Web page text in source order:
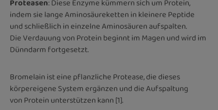
Proteasen: Diese Enzyme kümmern sich um Protein,
indem sie lange Aminosäureketten in kleinere Peptide
und schließlich in einzelne Aminosäuren aufspalten.
Die Verdauung von Protein beginnt im Magen und wird im
Dünndarm fortgesetzt.
Bromelain ist eine pflanzliche Protease, die dieses
körpereigene System ergänzen und die Aufspaltung
von Protein unterstützen kann [1].